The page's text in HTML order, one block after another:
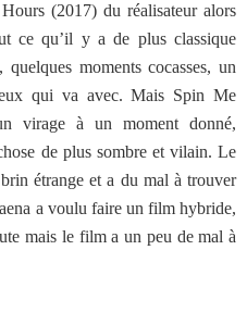
(2017) du réalisateur alors
ce qu’il y a de plus classique
moments cocasses, un
qui va avec. Mais Spin Me
virage à un moment donné,
de plus sombre et vilain. Le
étrange et a du mal à trouver
a voulu faire un film hybride,
mais le film a un peu de mal à